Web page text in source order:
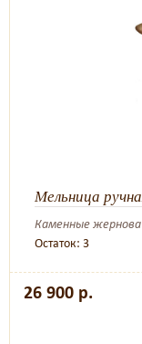
Мельница
Каменные жернова
Остаток: 3
26 900 р.